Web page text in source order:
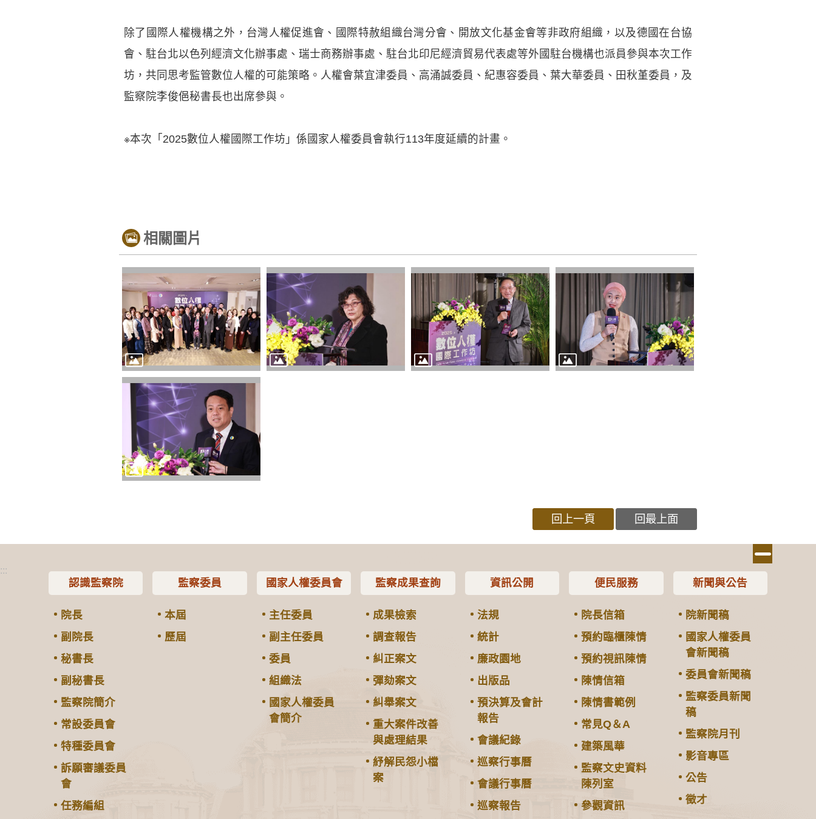
除了國際人權機構之外，台灣人權促進會、國際特赦組織台灣分會、開放文化基金會等非政府組織，以及德國在台協
會、駐台北以色列經濟文化辦事處、瑞士商務辦事處、駐台北印尼經濟貿易代表處等外國駐台機構也派員參與本次工作
坊，共同思考監管數位人權的可能策略。人權會葉宜津委員、高涌誠委員、紀惠容委員、葉大華委員、田秋堇委員，及
監察院李俊俋秘書長也出席參與。
※本次「2025數位人權國際工作坊」係國家人權委員會執行113年度延續的計畫。
相關圖片
回上一頁 回最上面
:::
認識監察院
院長
副院長
秘書長
副秘書長
監察院簡介
常設委員會
特種委員會
訴願審議委員
會
任務編組
監察委員
本屆
歷屆
國家人權委員會
主任委員
副主任委員
委員
組織法
國家人權委員
會簡介
監察成果查詢
成果檢索
調查報告
糾正案文
彈劾案文
糾舉案文
重大案件改善
與處理結果
紓解民怨小檔
案
資訊公開
法規
統計
廉政園地
出版品
預決算及會計
報告
會議紀錄
巡察行事曆
會議行事曆
巡察報告
便民服務
院長信箱
預約臨櫃陳情
預約視訊陳情
陳情信箱
陳情書範例
常見Q＆A
建築風華
監察文史資料
陳列室
參觀資訊
新聞與公告
院新聞稿
國家人權委員
會新聞稿
委員會新聞稿
監察委員新聞
稿
監察院月刊
影音專區
公告
徵才